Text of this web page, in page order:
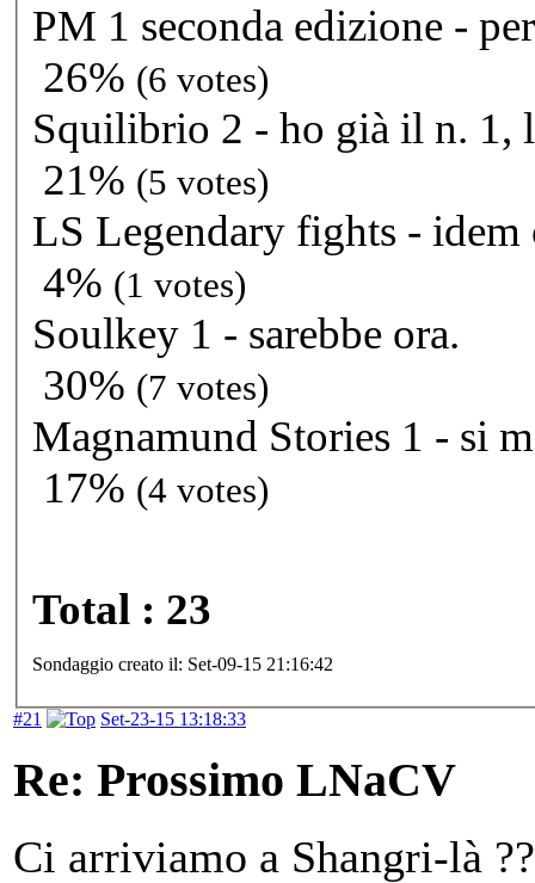
PM 1 seconda edizione -
26% (6 votes)
Squilibrio 2 - ho già il n. 1,
21% (5 votes)
LS Legendary fights - idem
4% (1 votes)
Soulkey 1 - sarebbe ora.
30% (7 votes)
Magnamund Stories 1 - si
17% (4 votes)
Total : 23
Sondaggio creato il: Set-09-15 21:16:42
#21 Set-23-15 13:18:33
Re: Prossimo LNaCV
Ci arriviamo a Shangri-là